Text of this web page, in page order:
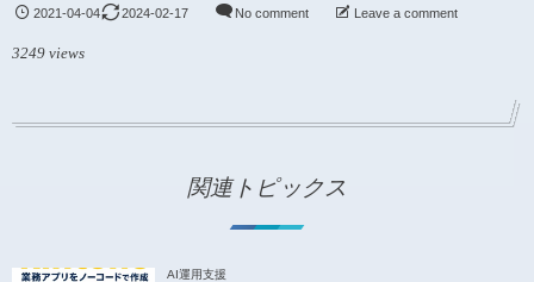
2021-04-04 2024-02-17 No comment Leave a comment
3249 views
関連トピックス
AI運用支援